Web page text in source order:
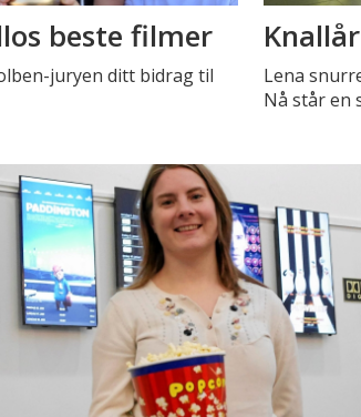
beste filmer
juryen ditt bidrag til
Lena
Nå står en